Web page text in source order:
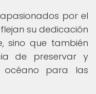
por el
su dedicación
sino que también
de preservar y
para las